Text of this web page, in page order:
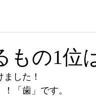
もの1位
した！
「歯」です。